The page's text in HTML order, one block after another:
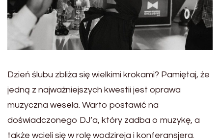
Dzień ślubu zbliża się wielkimi krokami? Pamiętaj, że
jedną z najważniejszych kwestii jest oprawa
muzyczna wesela. Warto postawić na
doświadczonego DJ’a, który zadba o muzykę, a
także wcieli się w rolę wodzireja i konferansjera.